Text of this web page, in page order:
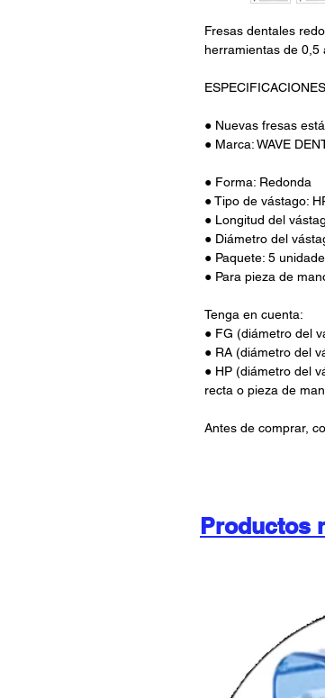
Fresas dentales
herramientas de 0,5
ESPECIFICACIONES
● Nuevas fresas
● Marca: WAVE
● Forma: Redonda
● Tipo de vástago:
● Longitud del
● Diámetro del
● Paquete: 5
● Para pieza de
Tenga en cuenta:
● FG (diámetro del
● RA (diámetro del
● HP (diámetro del
recta o pieza de
Antes de comprar,
Productos